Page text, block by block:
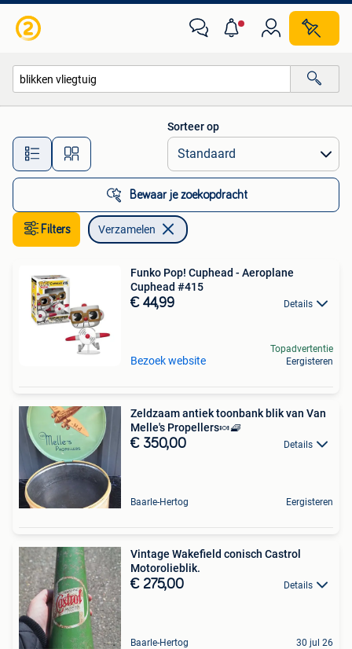
Alle afstanden…
Sorteer op
Bewaar je zoekopdracht
Filters Verzamelen
Funko Pop! Cuphead - Aeroplane
Cuphead #415
€ 44,99 Details
Bezoek website
Topadvertentie
Eergisteren
Zeldzaam antiek toonbank blik van Van
Melle's Propellers🍬🧇
€ 350,00 Details
Baarle-Hertog Eergisteren
Vintage Wakefield conisch Castrol
Motorolieblik.
€ 275,00 Details
Baarle-Hertog 30 jul 26